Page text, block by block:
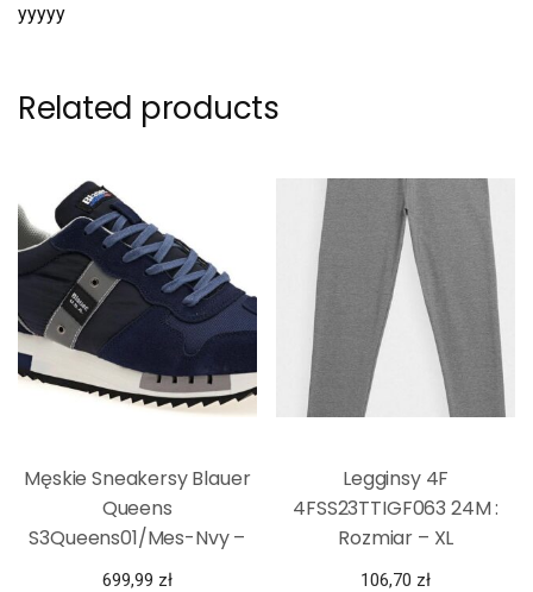
yyyyy
Related products
Męskie Sneakersy Blauer
Queens
S3Queens01/Mes-Nvy –
Granatowy
699,99 zł
Legginsy 4F
4FSS23TTIGF063 24M :
Rozmiar – XL
106,70 zł